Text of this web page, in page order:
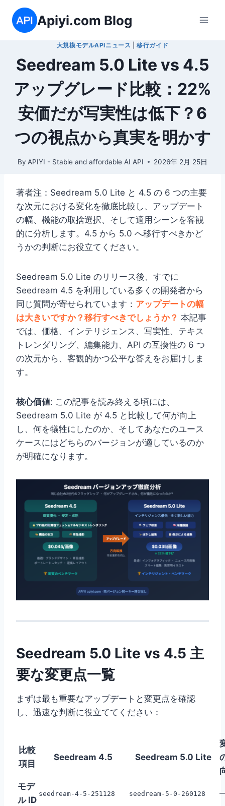
Apiyi.com Blog
大規模モデルAPIニュース |移行ガイド
Seedream 5.0 Lite vs 4.5
アップグレード比較：22%
安価だが写実性は低下？6
つの視点から真実を明かす
By APIYI - Stable and affordable AI API 2026年 2月 25日
著者注：Seedream 5.0 Lite と 4.5 の 6 つの主要
な次元における変化を徹底比較し、アップデート
の幅、機能の取捨選択、そして適用シーンを客観
的に分析します。4.5 から 5.0 へ移行すべきかど
うかの判断にお役立てください。
Seedream 5.0 Lite のリリース後、すでに
Seedream 4.5 を利用している多くの開発者から
同じ質問が寄せられています： アップデートの幅
は大きいですか？移行すべきでしょうか？ 本記事
では、価格、インテリジェンス、写実性、テキス
トレンダリング、編集能力、API の互換性の 6 つ
の次元から、客観的かつ公平な答えをお届けしま
す。
核心価値: この記事を読み終える頃には、
Seedream 5.0 Lite が 4.5 と比較して何が向上
し、何を犠牲にしたのか、そしてあなたのユース
ケースにはどちらのバージョンが適しているのか
が明確になります。
Seedream 5.0 Lite vs 4.5 主
要な変更点一覧
まずは最も重要なアップデートと変更点を確認
し、迅速な判断に役立ててください：
比較
項目
Seedream 4.5 Seedream 5.0 Lite
モデ
ル ID
seedream-4-5-251128 seedream-5-0-260128